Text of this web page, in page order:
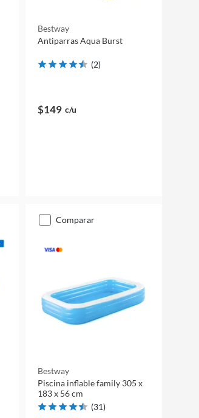
Bestway
Antiparras Aqua Burst
(2)
$149 c/u
comparar
Bestway
Piscina inflable family 305 x
183 x 56 cm
(31)